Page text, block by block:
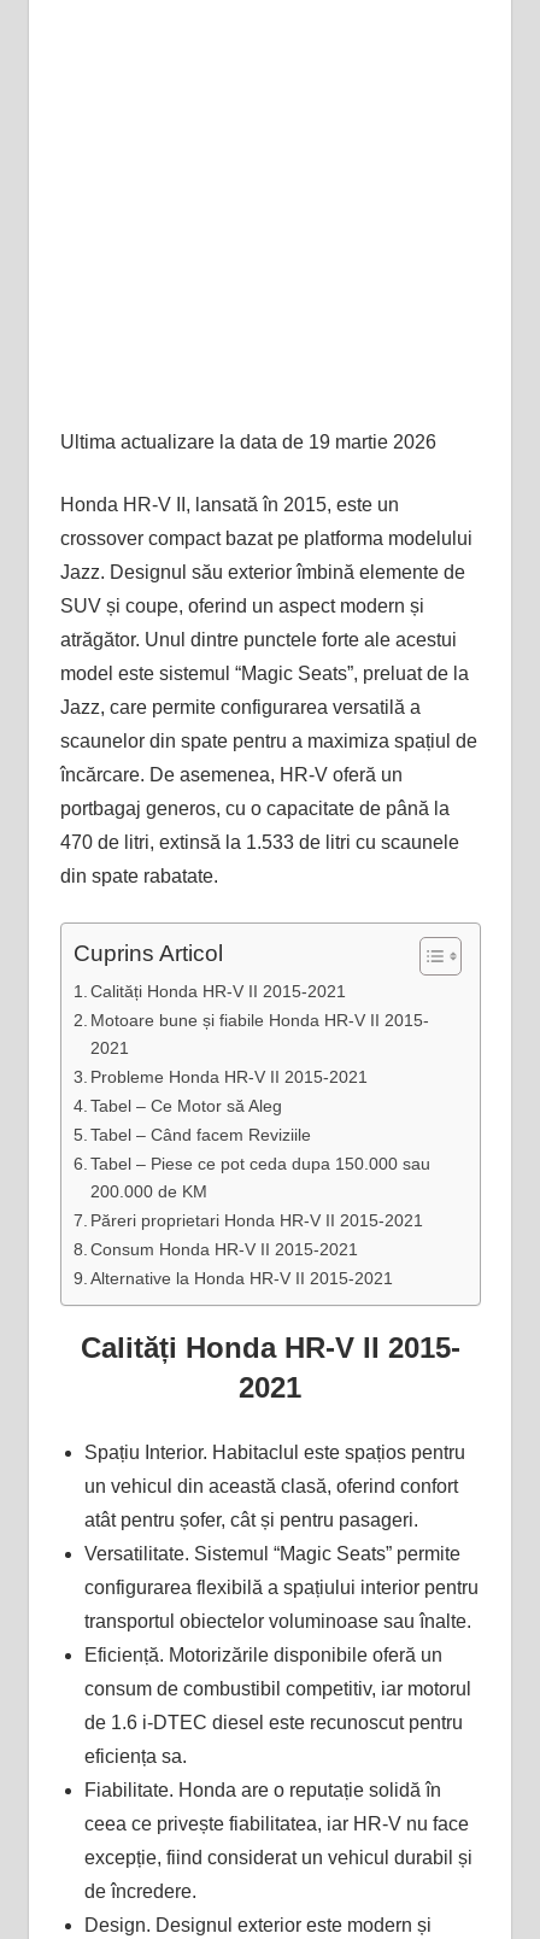
Ultima actualizare la data de 19 martie 2026
Honda HR-V II, lansată în 2015, este un
crossover compact bazat pe platforma modelului
Jazz. Designul său exterior îmbină elemente de
SUV și coupe, oferind un aspect modern și
atrăgător. Unul dintre punctele forte ale acestui
model este sistemul “Magic Seats”, preluat de la
Jazz, care permite configurarea versatilă a
scaunelor din spate pentru a maximiza spațiul de
încărcare. De asemenea, HR-V oferă un
portbagaj generos, cu o capacitate de până la
470 de litri, extinsă la 1.533 de litri cu scaunele
din spate rabatate.
Cuprins Articol
Calități Honda HR-V II 2015-2021
Motoare bune și fiabile Honda HR-V II 2015-
2021
Probleme Honda HR-V II 2015-2021
Tabel – Ce Motor să Aleg
Tabel – Când facem Reviziile
Tabel – Piese ce pot ceda dupa 150.000 sau
200.000 de KM
Păreri proprietari Honda HR-V II 2015-2021
Consum Honda HR-V II 2015-2021
Alternative la Honda HR-V II 2015-2021
Calități Honda HR-V II 2015-
2021
Spațiu Interior. Habitaclul este spațios pentru
un vehicul din această clasă, oferind confort
atât pentru șofer, cât și pentru pasageri.
Versatilitate. Sistemul “Magic Seats” permite
configurarea flexibilă a spațiului interior pentru
transportul obiectelor voluminoase sau înalte.
Eficiență. Motorizările disponibile oferă un
consum de combustibil competitiv, iar motorul
de 1.6 i-DTEC diesel este recunoscut pentru
eficiența sa.
Fiabilitate. Honda are o reputație solidă în
ceea ce privește fiabilitatea, iar HR-V nu face
excepție, fiind considerat un vehicul durabil și
de încredere.
Design. Designul exterior este modern și